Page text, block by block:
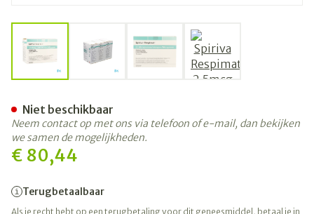
View larger imageView larger image
€ 80,44
Terugbetaalbaar
Als je recht hebt op een terugbetaling voor dit geneesmiddel, betaal je in
Niet beschikbaar
Neem contact op met ons via telefoon of e-mail, dan bekijken
we samen de mogelijkheden.